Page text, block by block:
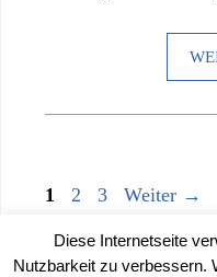
Seite
1 Seite
2 Seite
3 Weiter →
Diese Internetseite
Nutzbarkeit zu verbessern.